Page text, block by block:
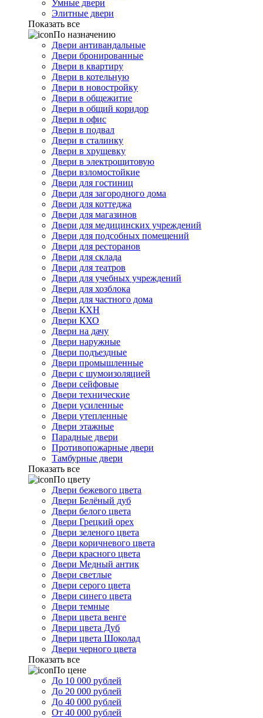
Умные двери
Элитные двери
Показать все
По назначению
Двери антивандальные
Двери бронированные
Двери в квартиру
Двери в котельную
Двери в новостройку
Двери в общежитие
Двери в общий коридор
Двери в офис
Двери в подвал
Двери в сталинку
Двери в хрущевку
Двери в электрощитовую
Двери взломостойкие
Двери для гостиниц
Двери для загородного дома
Двери для коттеджа
Двери для магазинов
Двери для медицинских учреждений
Двери для подсобных помещений
Двери для ресторанов
Двери для склада
Двери для театров
Двери для учебных учреждений
Двери для хозблока
Двери для частного дома
Двери КХН
Двери КХО
Двери на дачу
Двери наружные
Двери подъездные
Двери промышленные
Двери с шумоизоляцией
Двери сейфовые
Двери технические
Двери усиленные
Двери утепленные
Двери этажные
Парадные двери
Противопожарные двери
Тамбурные двери
Показать все
По цвету
Двери бежевого цвета
Двери Белёный дуб
Двери белого цвета
Двери Грецкий орех
Двери зеленого цвета
Двери коричневого цвета
Двери красного цвета
Двери Медный антик
Двери светлые
Двери серого цвета
Двери синего цвета
Двери темные
Двери цвета венге
Двери цвета Дуб
Двери цвета Шоколад
Двери черного цвета
Показать все
По цене
До 10 000 рублей
До 20 000 рублей
До 40 000 рублей
От 40 000 рублей